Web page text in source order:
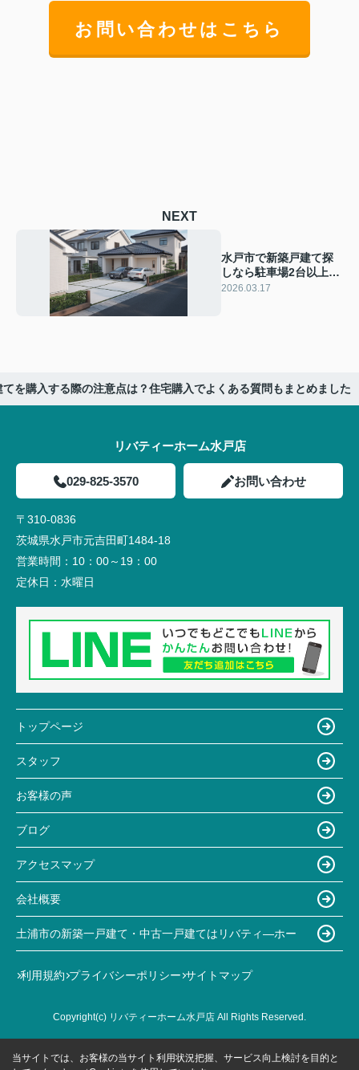
お問い合わせはこちら
NEXT
水戸市で新築戸建て探
しなら駐車場2台以上が
人気！夫婦の生活に役
2026.03.17
を購入する際の注意点は？住宅購入でよくある質問もまとめました
リバティーホーム水戸店
029-825-3570 お問い合わせ
〒310-0836
茨城県水戸市元吉田町1484-18
営業時間： 10：00～19：00
定休日： 水曜日
トップページ
スタッフ
お客様の声
ブログ
アクセスマップ
会社概要
土浦市の新築一戸建て・中古一戸建てはリバティ―ホー
利用規約 プライバシーポリシー サイトマップ
Copyright(c) リバティーホーム水戸店 All Rights Reserved.
当サイトでは、お客様の当サイト利用状況把握、サービス向上検討を目的と